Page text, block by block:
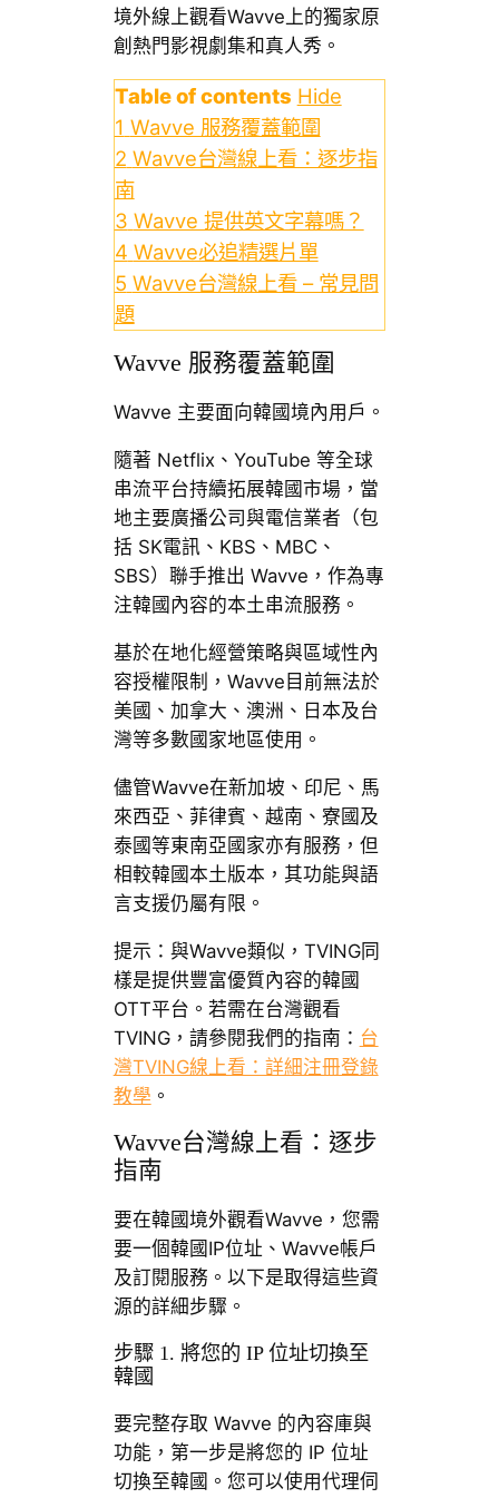
境外線上觀看Wavve上的獨家原
創熱門影視劇集和真人秀。
Table of contents Hide
1 Wavve 服務覆蓋範圍
2 Wavve台灣線上看：逐步指
南
3 Wavve 提供英文字幕嗎？
4 Wavve必追精選片單
5 Wavve台灣線上看 – 常見問
題
Wavve 服務覆蓋範圍
Wavve 主要面向韓國境內用戶。
隨著 Netflix、YouTube 等全球
串流平台持續拓展韓國市場，當
地主要廣播公司與電信業者（包
括 SK電訊、KBS、MBC、
SBS）聯手推出 Wavve，作為專
注韓國內容的本土串流服務。
基於在地化經營策略與區域性內
容授權限制，Wavve目前無法於
美國、加拿大、澳洲、日本及台
灣等多數國家地區使用。
儘管Wavve在新加坡、印尼、馬
來西亞、菲律賓、越南、寮國及
泰國等東南亞國家亦有服務，但
相較韓國本土版本，其功能與語
言支援仍屬有限。
提示：與Wavve類似，TVING同
樣是提供豐富優質內容的韓國
OTT平台。若需在台灣觀看
TVING，請參閱我們的指南： 台
灣TVING線上看：詳細注冊登錄
教學 。
Wavve台灣線上看：逐步
指南
要在韓國境外觀看Wavve，您需
要一個韓國IP位址、Wavve帳戶
及訂閱服務。以下是取得這些資
源的詳細步驟。
步驟 1. 將您的 IP 位址切換至
韓國
要完整存取 Wavve 的內容庫與
功能，第一步是將您的 IP 位址
切換至韓國。您可以使用代理伺